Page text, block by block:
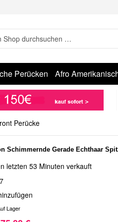
Perücken Afro
Perücke
Schimmernde Gerade Echthaar
letzten 53 Minuten verkauft
Lager